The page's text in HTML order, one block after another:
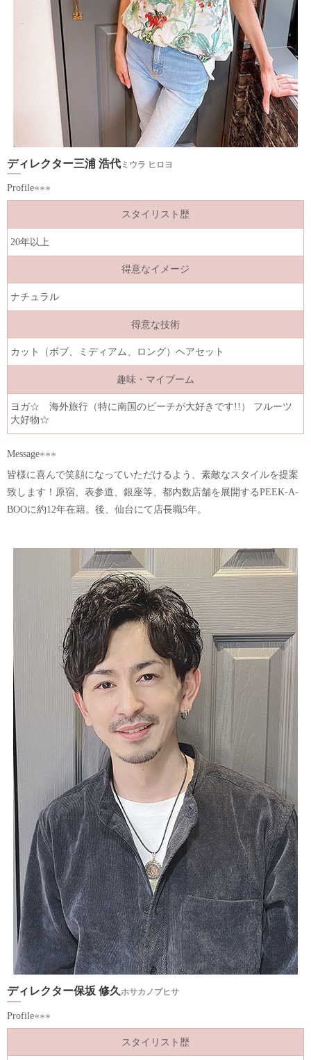
ディレクター三浦 浩代 ミウラ ヒロヨ
Profile
スタイリスト歴
20年以上
得意なイメージ
ナチュラル
得意な技術
カット（ボブ、ミディアム、ロング）ヘアセット
趣味・マイブーム
ヨガ☆ 海外旅行（特に南国のビーチが大好きです!!） フルーツ
大好物☆
Message
皆様に喜んで笑顔になっていただけるよう、素敵なスタイルを提案
致します！原宿、表参道、銀座等、都内数店舗を展開するPEEK-A-
BOOに約12年在籍。後、仙台にて店長職5年。
ディレクター保坂 修久ホサカノブヒサ
Profile
スタイリスト歴